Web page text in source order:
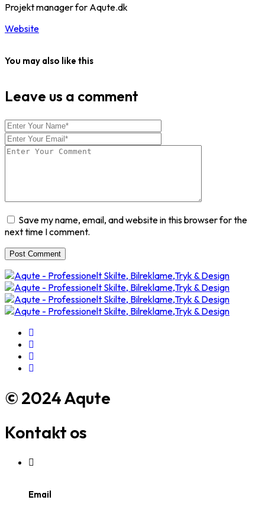
Projekt manager for Aqute.dk
Website
You may also like this
Leave us a comment
Save my name, email, and website in this browser for the
next time I comment.
© 2024 Aqute
Kontakt os
Email